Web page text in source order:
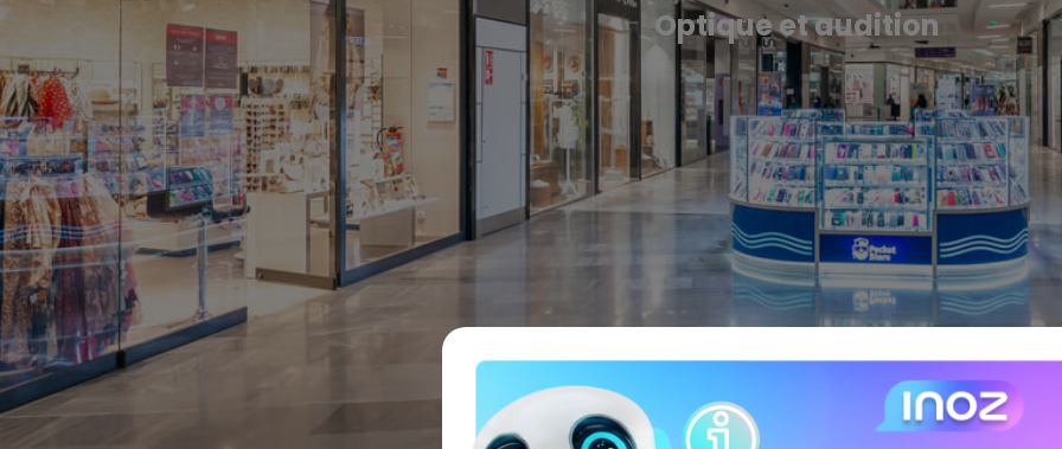
Optique et audition